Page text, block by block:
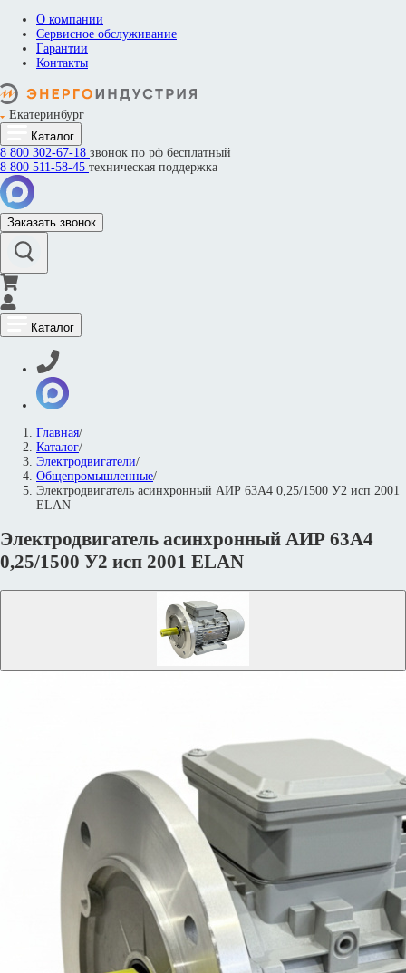
О компании
Сервисное обслуживание
Гарантии
Контакты
Екатеринбург
Каталог
8 800 302-67-18 звонок по рф бесплатный
8 800 511-58-45 техническая поддержка
Заказать звонок
Каталог
Главная/
Каталог/
Электродвигатели/
Общепромышленные/
Электродвигатель асинхронный АИР 63А4 0,25/1500 У2 исп 2001
ELAN
Электродвигатель асинхронный АИР 63А4
0,25/1500 У2 исп 2001 ELAN